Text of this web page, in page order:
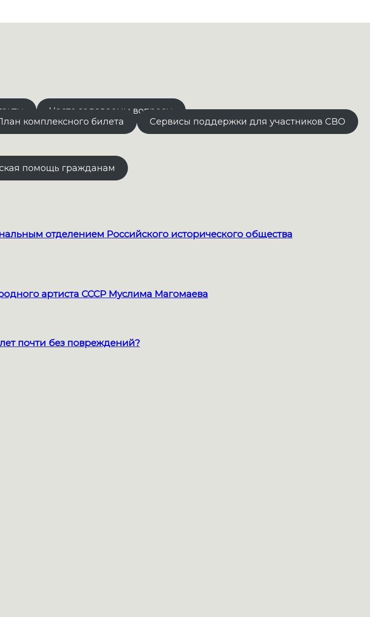
Часто задаваемы вопросы
комплексного билета Сервисы поддержки для участников СВО
помощь гражданам
отделением Российского исторического общества
артиста СССР Муслима Магомаева
почти без повреждений?